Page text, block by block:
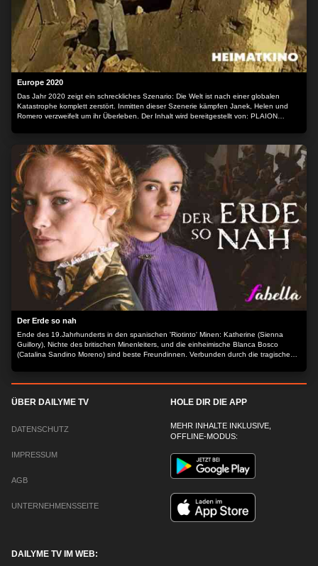
Europe 2020
Das Jahr 2020 zeigt ein schreckliches Szenario: Die Welt ist nach einer globalen
Katastrophe komplett zerstört. Inmitten dieser Szenerie kämpfen Janek, Helen und
Romero verzweifelt um ihr Überleben. Der Inhalt wird bereitgestellt von: PLAION
Der Erde so nah
Ende des 19.Jahrhunderts in den spanischen 'Riotinto' Minen: Katherine (Sienna
Guillory), Nichte des britischen Minenleiters, und die einheimische Blanca Bosco
(Catalina Sandino Moreno) sind beste Freundinnen. Verbunden durch die tragische
erkennen müssen, dass bei dem Kampf um Macht und Geld auch Unschuldige
sterben müssen, werden beide auch als Erwachsene mit den Unterschieden der zwei
Probe gestellt. Der Inhalt wird bereitgestellt von: PLAION PICTURES GmbH,
ÜBER DAILYME TV
DATENSCHUTZ
IMPRESSUM
AGB
UNTERNEHMENSSEITE
HOLE DIR DIE APP
MEHR INHALTE INKLUSIVE,
OFFLINE-MODUS:
DAILYME TV IM WEB: